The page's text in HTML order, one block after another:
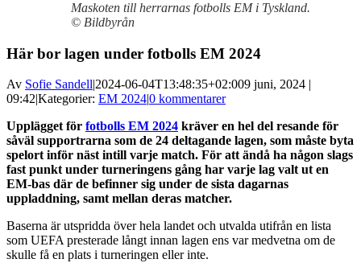
Maskoten till herrarnas fotbolls EM i Tyskland.
© Bildbyrån
Här bor lagen under fotbolls EM 2024
Av Sofie Sandell|2024-06-04T13:48:35+02:009 juni, 2024 |
09:42|Kategorier: EM 2024|0 kommentarer
Upplägget för fotbolls EM 2024 kräver en hel del resande för
såväl supportrarna som de 24 deltagande lagen, som måste byta
spelort inför näst intill varje match. För att ändå ha någon slags
fast punkt under turneringens gång har varje lag valt ut en
EM-bas där de befinner sig under de sista dagarnas
uppladdning, samt mellan deras matcher.
Baserna är utspridda över hela landet och utvalda utifrån en lista
som UEFA presterade långt innan lagen ens var medvetna om de
skulle få en plats i turneringen eller inte.